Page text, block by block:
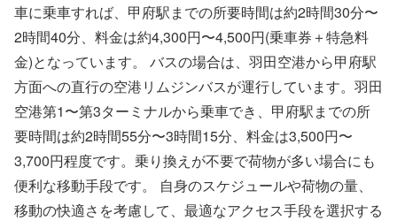
車に乗車すれば、甲府駅までの所要時間は約2時間30分〜
2時間40分、料金は約4,300円〜4,500円(乗車券＋特急料
金)となっています。 バスの場合は、羽田空港から甲府駅
方面への直行の空港リムジンバスが運行しています。羽田
空港第1〜第3ターミナルから乗車でき、甲府駅までの所
要時間は約2時間55分〜3時間15分、料金は3,500円〜
3,700円程度です。乗り換えが不要で荷物が多い場合にも
便利な移動手段です。 自身のスケジュールや荷物の量、
移動の快適さを考慮して、最適なアクセス手段を選択する